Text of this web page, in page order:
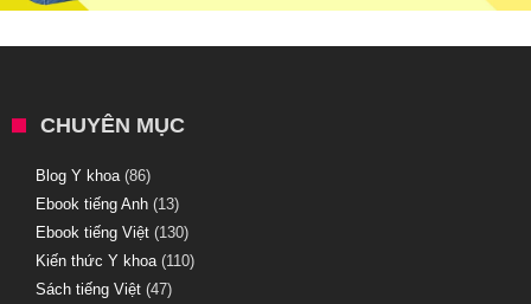
CHUYÊN MỤC
Blog Y khoa(86)
Ebook tiếng Anh (13)
Ebook tiếng Việt (130)
Kiến thức Y khoa(110)
Sách tiếng Việt (47)